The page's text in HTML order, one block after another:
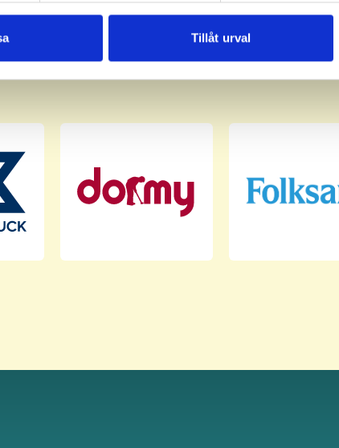
vår trafik. Vi vidarebefordrar även sådana
annons- och analysföretag som vi samarbetar med.
Tillåt urval